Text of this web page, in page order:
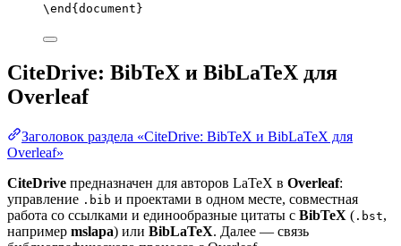
\end { document }
CiteDrive: BibTeX и BibLaTeX для
Overleaf
Заголовок раздела «CiteDrive: BibTeX и BibLaTeX для
Overleaf»
CiteDrive предназначен для авторов LaTeX в Overleaf:
управление .bib и проектами в одном месте, совместная
работа со ссылками и единообразные цитаты с BibTeX ( .bst,
например mslapa) или BibLaTeX. Далее — связь